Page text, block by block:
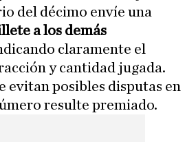
del décimo envíe una
a los demás
claramente el
y cantidad jugada.
evitan posibles disputas en
resulte premiado.